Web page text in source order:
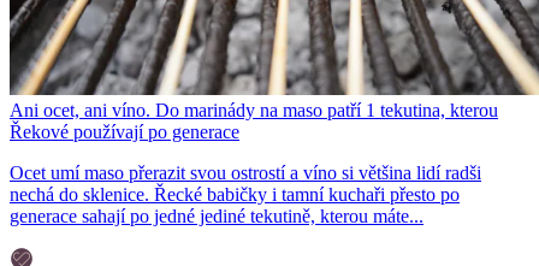
Ani ocet, ani víno. Do marinády na maso patří 1 tekutina, kterou
Řekové používají po generace
Ocet umí maso přerazit svou ostrostí a víno si většina lidí radši
nechá do sklenice. Řecké babičky i tamní kuchaři přesto po
generace sahají po jedné jediné tekutině, kterou máte...